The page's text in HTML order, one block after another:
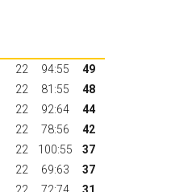
22 94:55
49
22 81:55
48
22 92:64
44
22 78:56
42
22 100:55
37
22 69:63
37